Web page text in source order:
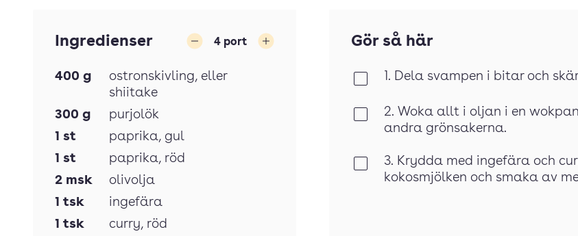
Ingredienser 4 port
400 g ostronskivling, eller
shiitake
300 g
purjolök
1 st paprika, gul
1 st paprika, röd
2 msk
olivolja
1 tsk
ingefära
1 tsk curry, röd
Gör så här
1. Dela svampen i bitar och
2. Woka allt i oljan i en
andra grönsakerna.
3. Krydda med ingefära och
kokosmjölken och smaka av